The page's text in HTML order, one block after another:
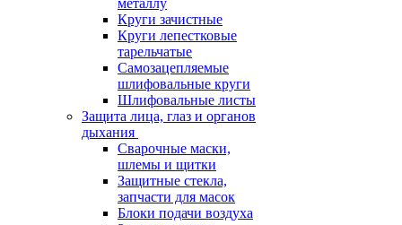
металлу
Круги зачистные
Круги лепестковые
тарельчатые
Самозацепляемые
шлифовальные круги
Шлифовальные листы
Защита лица, глаз и органов
дыхания
Сварочные маски,
шлемы и щитки
Защитные стекла,
запчасти для масок
Блоки подачи воздуха